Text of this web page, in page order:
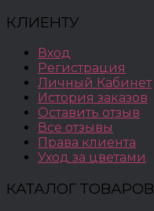
КЛИЕНТУ
Вход
Регистрация
Личный Кабинет
История заказов
Оставить отзыв
Все отзывы
Права клиента
Уход за цветами
КАТАЛОГ ТОВАРОВ